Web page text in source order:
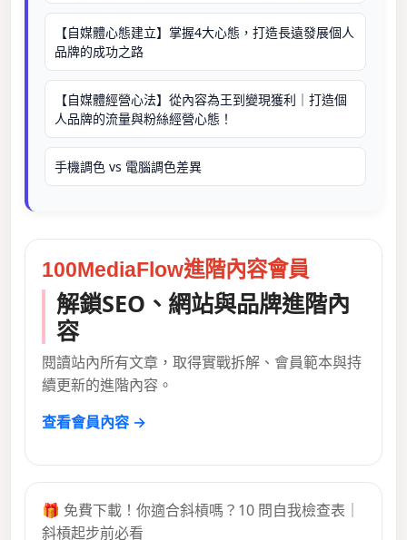
【自媒體心態建立】掌握4大心態，打造長遠發展個人
品牌的成功之路
【自媒體經營心法】從內容為王到變現獲利｜打造個
人品牌的流量與粉絲經營心態！
手機調色 vs 電腦調色差異
100MediaFlow進階內容會員
解鎖SEO、網站與品牌進階內
容
閱讀站內所有文章，取得實戰拆解、會員範本與持
續更新的進階內容。
查看會員內容 →
🎁 免費下載！你適合斜槓嗎？10 問自我檢查表｜
斜槓起步前必看